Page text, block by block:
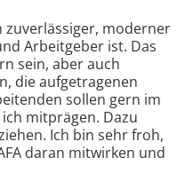
zuverlässiger, moderner
Arbeitgeber ist. Das
sein, aber auch
die aufgetragenen
sollen gern im
mitprägen. Dazu
Ich bin sehr froh,
daran mitwirken und